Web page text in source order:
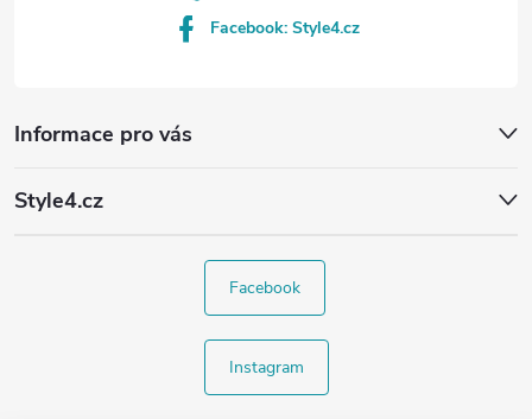
Informace pro vás
Style4.cz
Facebook: Style4.cz
Facebook
Instagram